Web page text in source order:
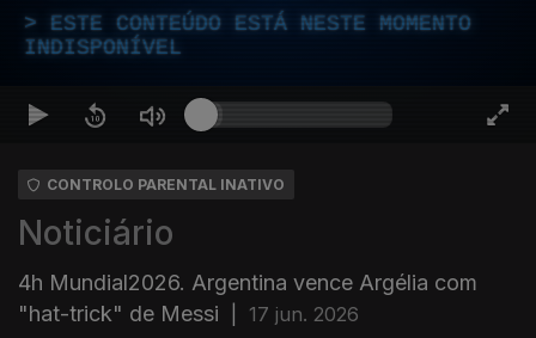
ESTE CONTEÚDO ESTÁ NESTE MOMENTO
INDISPONÍVEL
CONTROLO PARENTAL INATIVO
Noticiário
4h Mundial2026. Argentina vence Argélia com
"hat-trick" de Messi
17 jun. 2026